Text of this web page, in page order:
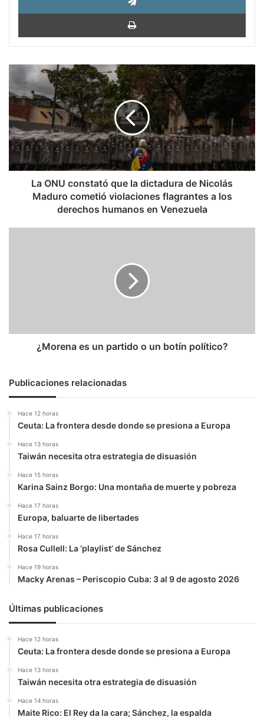
ONU
constató
que
la
dictadura
de
Nicolás
Maduro
cometió
violaciones
los
La ONU constató que la dictadura de Nicolás
Maduro cometió violaciones flagrantes a los
derechos humanos en Venezuela
¿Morena es un partido o un botín político?
Publicaciones relacionadas
Hace 12 horas
Ceuta: La frontera desde donde se presiona a Europa
Hace 13 horas
Taiwán necesita otra estrategia de disuasión
Hace 15 horas
Karina Sainz Borgo: Una montaña de muerte y pobreza
Hace 17 horas
Europa, baluarte de libertades
Hace 17 horas
Rosa Cullell: La ‘playlist’ de Sánchez
Hace 19 horas
Macky Arenas – Periscopio Cuba: 3 al 9 de agosto 2026
Últimas publicaciones
Hace 12 horas
Ceuta: La frontera desde donde se presiona a Europa
Hace 13 horas
Taiwán necesita otra estrategia de disuasión
Hace 14 horas
Maite Rico: El Rey da la cara; Sánchez, la espalda